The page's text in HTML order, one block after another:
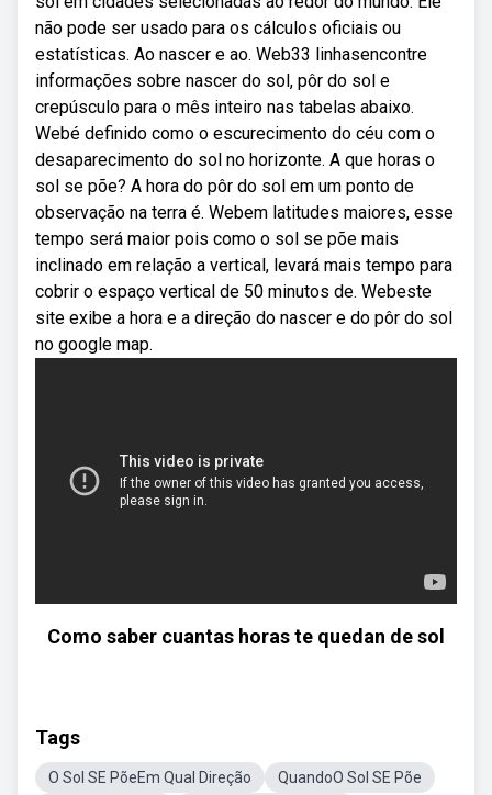
não pode ser usado para os cálculos oficiais ou
estatísticas. Ao nascer e ao. Web33 linhasencontre
informações sobre nascer do sol, pôr do sol e
crepúsculo para o mês inteiro nas tabelas abaixo.
Webé definido como o escurecimento do céu com o
desaparecimento do sol no horizonte. A que horas o
sol se põe? A hora do pôr do sol em um ponto de
observação na terra é. Webem latitudes maiores, esse
tempo será maior pois como o sol se põe mais
inclinado em relação a vertical, levará mais tempo para
cobrir o espaço vertical de 50 minutos de. Webeste
site exibe a hora e a direção do nascer e do pôr do sol
no google map.
Como saber cuantas horas te quedan de sol
Tags
O Sol SE PõeEm Qual Direção QuandoO Sol SE Põe